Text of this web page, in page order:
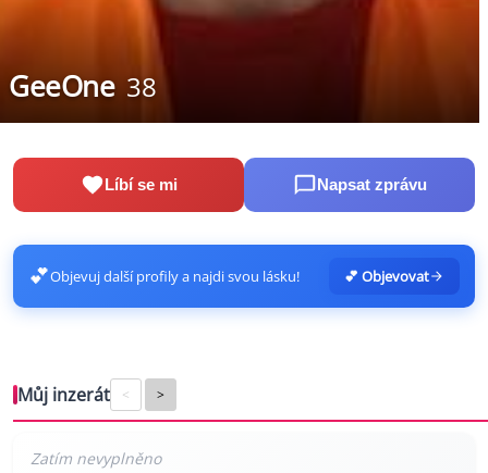
GeeOne 38
Líbí se mi Napsat zprávu
💕Objevuj další profily a najdi svou lásku! 💕 Objevovat
Můj inzerát < >